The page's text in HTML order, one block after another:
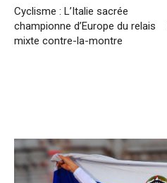
Cyclisme : L’Italie sacrée
championne d’Europe du relais
mixte contre-la-montre